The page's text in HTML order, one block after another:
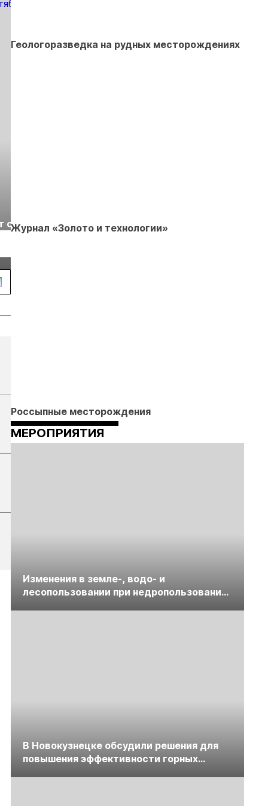
с
2026» пройдет в
Геологоразведка на рудных месторождениях
Журнал «Золото и технологии»
Россыпные месторождения
МЕРОПРИЯТИЯ
Изменения в земле-, водо- и
лесопользовании при недропользовании
В Новокузнецке обсудили решения для
повышения эффективности горных